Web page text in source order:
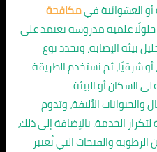
أو العشوائية فيمكافحة
حلولًا علمية مدروسة تعتمد على
بيئة الإصابة، ونحدد نوع
أو شرقيًا، ثم نستخدم الطريقة
السكان أو البيئة.
الأليفة، وتدوم
الخدمة. بالإضافة إلى ذلك،
والفتحات التي تُعتبر